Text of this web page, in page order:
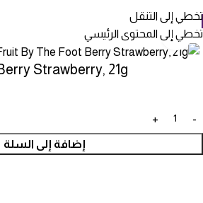
تخطي إلى التنقل
تخطي إلى المحتوى الرئيسي
انقر للتكبير
Strawberry, 21g
إضافة إلى السلة